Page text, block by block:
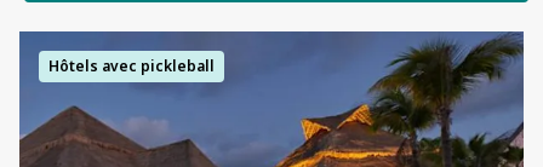
Hôtels avec pickleball